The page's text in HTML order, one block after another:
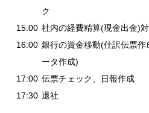
ク
15:00 社内の経費精算(現金出金)
16:00 銀行の資金移動(仕訳伝票
ータ作成)
17:00 伝票チェック、日報作成
17:30 退社